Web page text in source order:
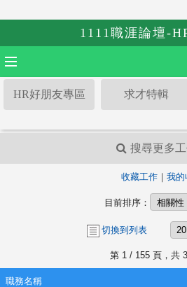
1111職涯論壇-
HR好朋友專區 求才特輯
搜尋更多
收藏工作 ｜ 我的
目前排序：
切換到列表
第 1 / 155 頁，共
職務名稱